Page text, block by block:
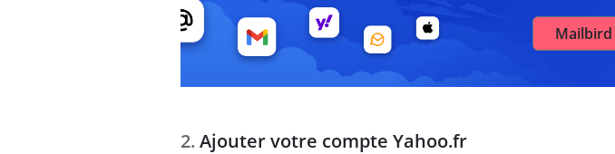
Ajouter votre compte Yahoo.fr